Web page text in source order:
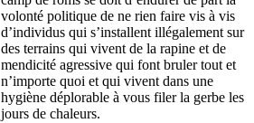
volonté politique de ne rien faire vis à vis
d’individus qui s’installent illégalement sur
des terrains qui vivent de la rapine et de
mendicité agressive qui font bruler tout et
n’importe quoi et qui vivent dans une
hygiène déplorable à vous filer la gerbe les
jours de chaleurs.